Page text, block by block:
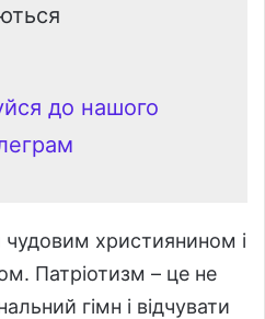
до нашого
християнином і
Патріотизм – це не
гімн і відчувати